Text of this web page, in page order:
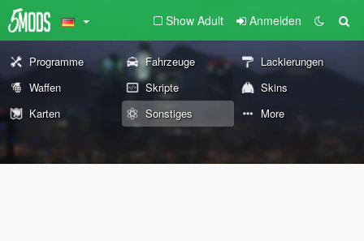
Show Adult Anmelden
Programme Fahrzeuge
Lackierungen
Waffen
Skripte
Skins
Karten
Sonstiges More